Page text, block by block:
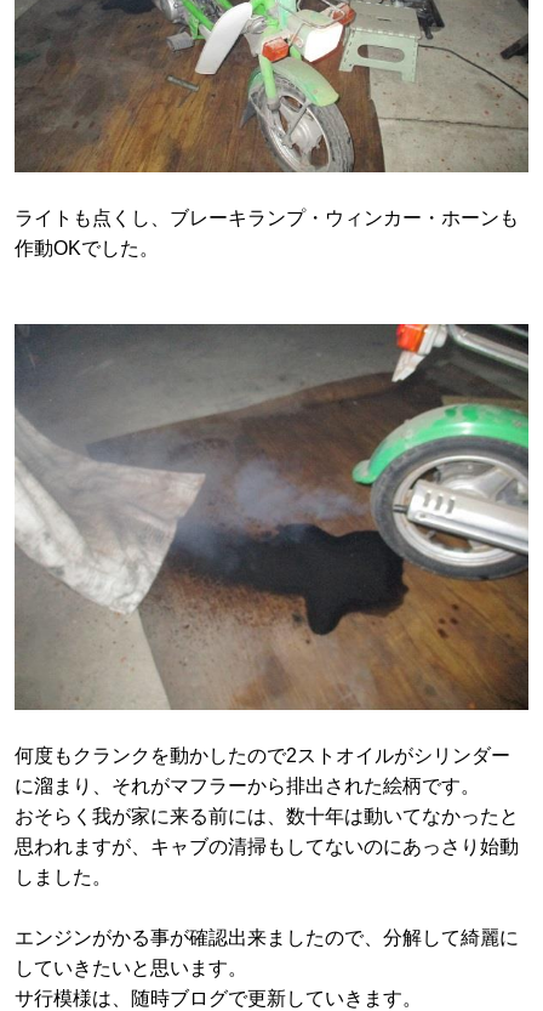
ライトも点くし、ブレーキランプ・ウィンカー・ホーンも
作動OKでした。
何度もクランクを動かしたので2ストオイルがシリンダー
に溜まり、それがマフラーから排出された絵柄です。
おそらく我が家に来る前には、数十年は動いてなかったと
思われますが、キャブの清掃もしてないのにあっさり始動
しました。
エンジンがかる事が確認出来ましたので、分解して綺麗に
していきたいと思います。
サ行模様は、随時ブログで更新していきます。